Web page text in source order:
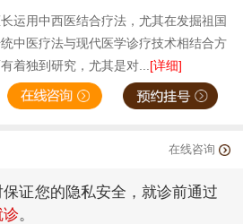
运用中西医结合疗法，尤其在发掘祖国
中医疗法与现代医学诊疗技术相结合方
着独到研究，尤其是对...[详细]
在线咨询
证您的隐私安全，就诊前通过
诊。